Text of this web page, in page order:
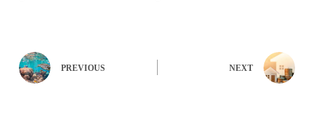
PREVIOUS NEXT